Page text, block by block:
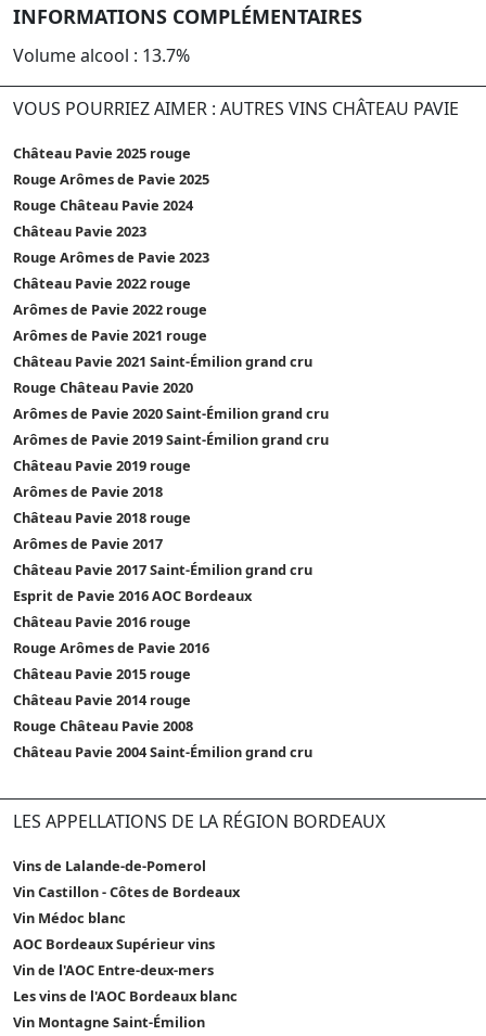
INFORMATIONS COMPLÉMENTAIRES
Volume alcool : 13.7%
VOUS POURRIEZ AIMER : AUTRES VINS CHÂTEAU PAVIE
Château Pavie 2025 rouge
Rouge Arômes de Pavie 2025
Rouge Château Pavie 2024
Château Pavie 2023
Rouge Arômes de Pavie 2023
Château Pavie 2022 rouge
Arômes de Pavie 2022 rouge
Arômes de Pavie 2021 rouge
Château Pavie 2021 Saint-Émilion grand cru
Rouge Château Pavie 2020
Arômes de Pavie 2020 Saint-Émilion grand cru
Arômes de Pavie 2019 Saint-Émilion grand cru
Château Pavie 2019 rouge
Arômes de Pavie 2018
Château Pavie 2018 rouge
Arômes de Pavie 2017
Château Pavie 2017 Saint-Émilion grand cru
Esprit de Pavie 2016 AOC Bordeaux
Château Pavie 2016 rouge
Rouge Arômes de Pavie 2016
Château Pavie 2015 rouge
Château Pavie 2014 rouge
Rouge Château Pavie 2008
Château Pavie 2004 Saint-Émilion grand cru
LES APPELLATIONS DE LA RÉGION BORDEAUX
Vins de Lalande-de-Pomerol
Vin Castillon - Côtes de Bordeaux
Vin Médoc blanc
AOC Bordeaux Supérieur vins
Vin de l'AOC Entre-deux-mers
Les vins de l'AOC Bordeaux blanc
Vin Montagne Saint-Émilion